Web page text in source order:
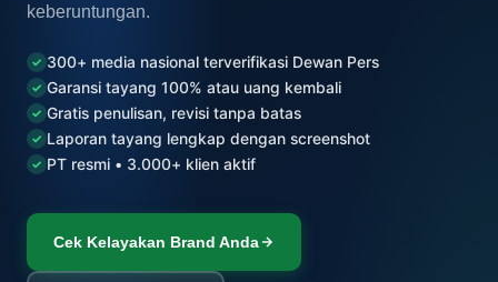
keberuntungan.
✓ 300+ media nasional terverifikasi Dewan Pers
✓ Garansi tayang 100% atau uang kembali
✓ Gratis penulisan, revisi tanpa batas
✓ Laporan tayang lengkap dengan screenshot
✓ PT resmi • 3.000+ klien aktif
Cek Kelayakan Brand Anda